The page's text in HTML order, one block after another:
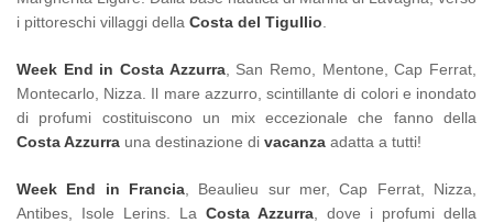
i pittoreschi villaggi della Costa del Tigullio
Week End in Costa Azzurra, San Remo, Mentone, Cap Ferrat,
Montecarlo, Nizza. Il mare azzurro, scintillante di colori e inondato
di profumi costituiscono un mix eccezionale che fanno della
Costa Azzurra una destinazione di vacanza adatta a tutti!
Week End in Francia , Beaulieu sur mer, Cap Ferrat, Nizza,
Antibes, Isole Lerins. La Costa Azzurra , dove i profumi della